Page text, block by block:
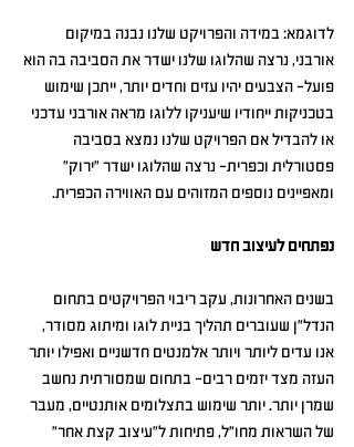
לדוגמא: במידה והפרויקט שלנו נבנה במיקום
אורבני, נרצה שהלוגו שלנו ישדר את הסביבה בה הוא
פועל- הצבעים יהיו עזים וחדים יותר, ייתכן שימוש
בטכניקות ייחודיו שיעניקו ללוגו מראה אורבני עדכני
או להבדיל אם הפרויקט שלנו נמצא בסביבה
פסטורלית וכפרית- נרצה שהלוגו ישדר "ירוק"
ומאפיינים נוספים המזוהים עם האווירה הכפרית.
נפתחים לעיצוב חדש
בשנים האחרונות, עקב ריבוי הפרויקטים בתחום
הנדל"ן שעוברים תהליך בניית לוגו ומיתוג מסודר,
אנו עדים ליותר ויותר אלמנטים חדשניים ואפילו יותר
העזה מצד יזמים רבים- בתחום שמסורתית נחשב
שמרן יותר. יותר שימוש בתצלומים אותנטיים, מעבר
של השראות מחו"ל, פתיחות ל"עיצוב קצת אחר"